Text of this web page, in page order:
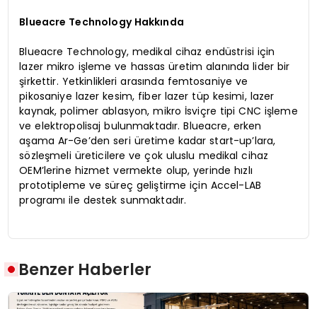
Blueacre Technology Hakkında
Blueacre Technology, medikal cihaz endüstrisi için
lazer mikro işleme ve hassas üretim alanında lider bir
şirkettir. Yetkinlikleri arasında femtosaniye ve
pikosaniye lazer kesim, fiber lazer tüp kesimi, lazer
kaynak, polimer ablasyon, mikro İsviçre tipi CNC işleme
ve elektropolisaj bulunmaktadır. Blueacre, erken
aşama Ar-Ge’den seri üretime kadar start-up’lara,
sözleşmeli üreticilere ve çok uluslu medikal cihaz
OEM’lerine hizmet vermekte olup, yerinde hızlı
prototipleme ve süreç geliştirme için Accel-LAB
programı ile destek sunmaktadır.
Benzer Haberler